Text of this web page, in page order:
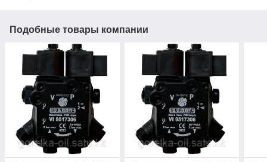
Подобные товары компании